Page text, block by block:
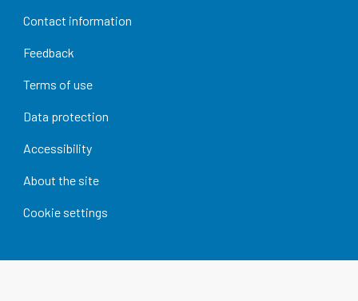
Contact information
Feedback
Terms of use
Data protection
Accessibility
About the site
Cookie settings